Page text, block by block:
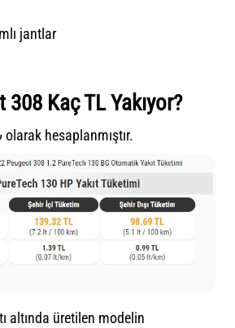
jantlar
Kaç TL Yakıyor?
hesaplanmıştır.
altında üretilen modelin